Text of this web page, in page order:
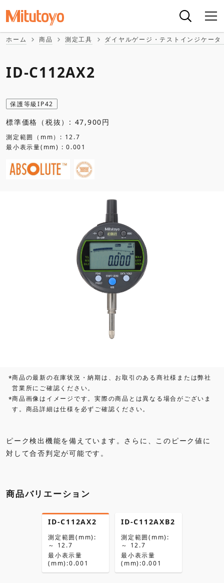
ホーム 商品 測定工具 ダイヤルゲージ・テストインジケー
ID-C112AX2
保護等級IP42
標準価格（税抜）: 47,900円
測定範囲（mm）: 12.7
最小表示量(mm) : 0.001
*商品の最新の在庫状況・納期は、お取引のある商社様または弊社
営業所にご確認ください。
*商品画像はイメージです。実際の商品とは異なる場合がございま
す。商品詳細は仕様を必ずご確認ください。
ピーク検出機能を備えています。さらに、このピーク値に
商品バリエーション
ID-C112AX2
測定範囲(mm):
～ 12.7
最小表示量
(mm):0.001
ID-C112AXB2
測定範囲(mm):
～ 12.7
最小表示量
(mm):0.001